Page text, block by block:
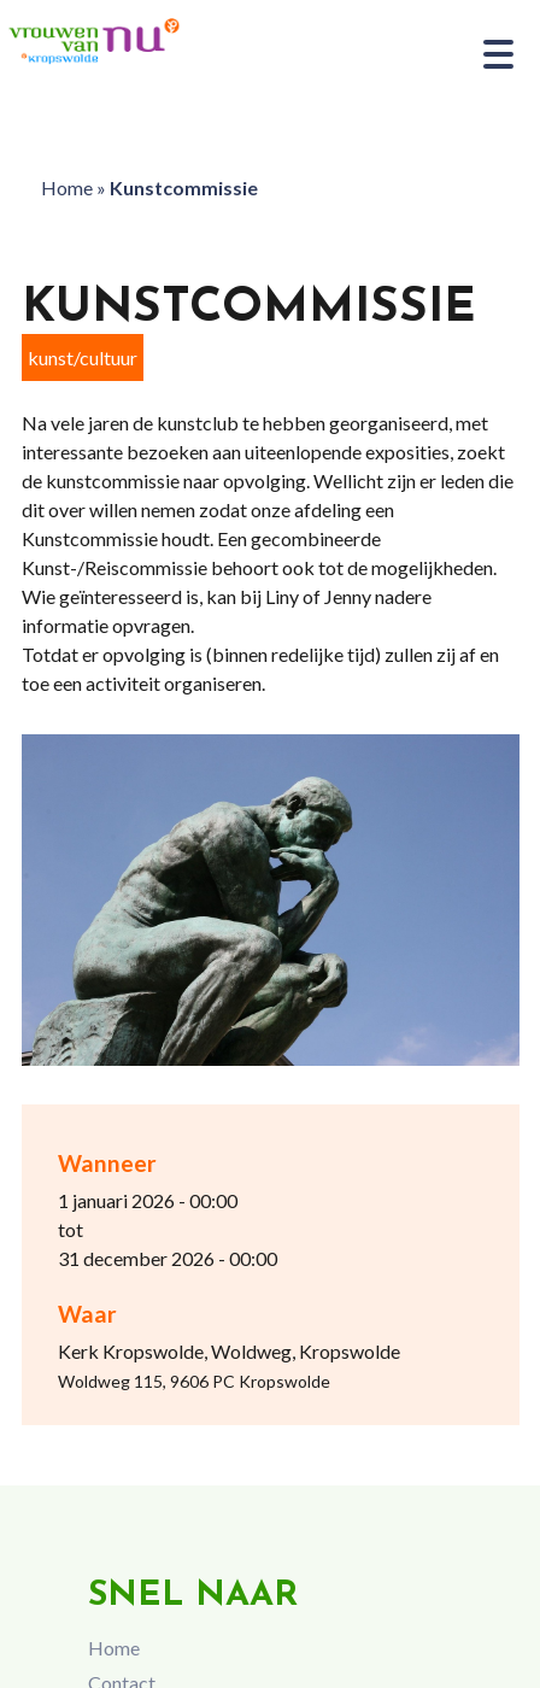
Home» Kunstcommissie
Wanneer
1 januari 2026 - 00:00
tot
31 december 2026 - 00:00
Waar
Kerk Kropswolde, Woldweg, Kropswolde
Woldweg 115, 9606 PC Kropswolde
KUNSTCOMMISSIE
kunst/cultuur
Na vele jaren de kunstclub te hebben georganiseerd, met
interessante bezoeken aan uiteenlopende exposities, zoekt
de kunstcommissie naar opvolging. Wellicht zijn er leden die
dit over willen nemen zodat onze afdeling een
Kunstcommissie houdt. Een gecombineerde
Kunst-/Reiscommissie behoort ook tot de mogelijkheden.
Wie geïnteresseerd is, kan bij Liny of Jenny nadere
informatie opvragen.
Totdat er opvolging is (binnen redelijke tijd) zullen zij af en
toe een activiteit organiseren.
SNEL NAAR
Home
Contact